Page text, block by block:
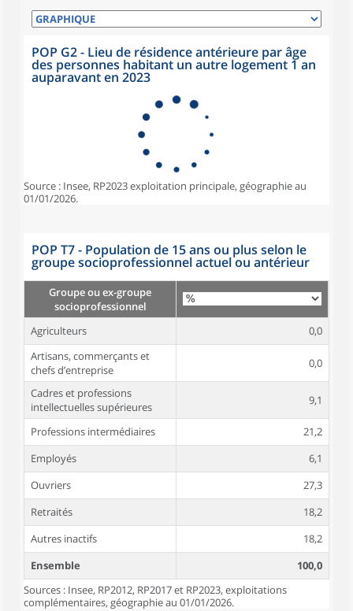
POP G2 - Lieu de résidence antérieure par âge
des personnes habitant un autre logement 1 an
auparavant en 2023
Source : Insee, RP2023 exploitation principale, géographie au
01/01/2026.
POP T7 - Population de 15 ans ou plus selon le
groupe socioprofessionnel actuel ou antérieur
Groupe ou ex-groupe
socioprofessionnel
Agriculteurs
0,0
Artisans, commerçants et
chefs d’entreprise
0,0
Cadres et professions
intellectuelles supérieures
9,1
Professions intermédiaires
21,2
Employés
6,1
Ouvriers
27,3
Retraités
18,2
Autres inactifs
18,2
Ensemble
100,0
Sources : Insee, RP2012, RP2017 et RP2023, exploitations
complémentaires, géographie au 01/01/2026.